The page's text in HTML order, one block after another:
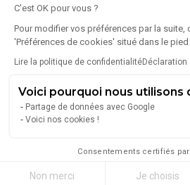
C'est OK pour vous ?
Pour modifier vos préférences par la suite,
'Préférences de cookies' situé dans le pied
Lire la politique de confidentialitéDéclaration
Voici pourquoi nous utilisons
Partage de données avec Google
Voici nos cookies !
Consentements certifiés par
Non merci Je choisis
À propos de l'agence